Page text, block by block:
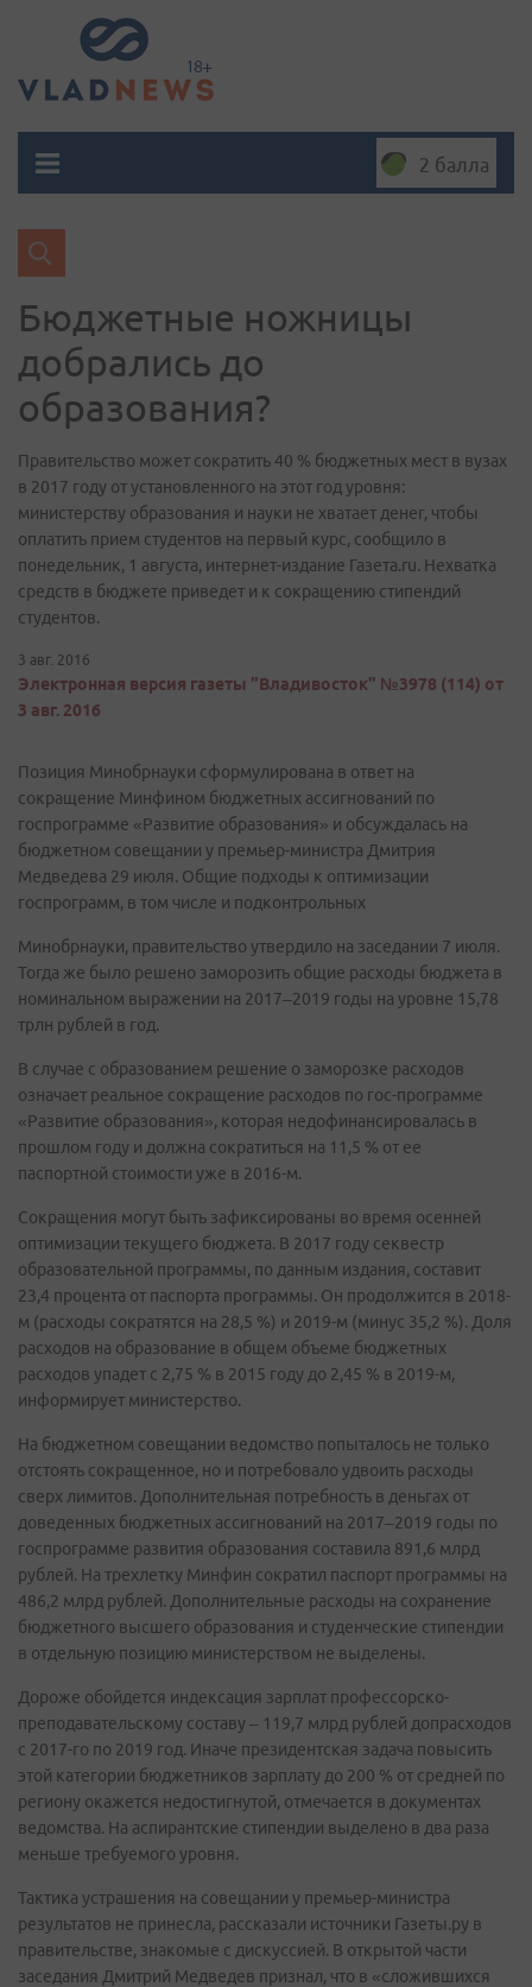
2 балла
Бюджетные ножницы
добрались до
образования?
Правительство может сократить 40 % бюджетных мест в вузах
в 2017 году от установленного на этот год уровня:
министерству образования и науки не хватает денег, чтобы
оплатить прием студентов на первый курс, сообщило в
понедельник, 1 августа, интернет-издание Газета.ru. Нехватка
средств в бюджете приведет и к сокращению стипендий
студентов.
3 авг. 2016
Электронная версия газеты "Владивосток" №3978 (114) от
3 авг. 2016
Позиция Минобрнауки сформулирована в ответ на
сокращение Минфином бюджетных ассигнований по
госпрограмме «Развитие образования» и обсуждалась на
бюджетном совещании у премьер-министра Дмитрия
Медведева 29 июля. Общие подходы к оптимизации
госпрограмм, в том числе и подконтрольных
Минобрнауки, правительство утвердило на заседании 7 июля.
Тогда же было решено заморозить общие расходы бюджета в
номинальном выражении на 2017–2019 годы на уровне 15,78
трлн рублей в год.
В случае с образованием решение о заморозке расходов
означает реальное сокращение расходов по гос-программе
«Развитие образования», которая недофинансировалась в
прошлом году и должна сократиться на 11,5 % от ее
паспортной стоимости уже в 2016-м.
Сокращения могут быть зафиксированы во время осенней
оптимизации текущего бюджета. В 2017 году секвестр
образовательной программы, по данным издания, составит
23,4 процента от паспорта программы. Он продолжится в 2018-
м (расходы сократятся на 28,5 %) и 2019-м (минус 35,2 %). Доля
расходов на образование в общем объеме бюджетных
расходов упадет с 2,75 % в 2015 году до 2,45 % в 2019-м,
информирует министерство.
На бюджетном совещании ведомство попыталось не только
отстоять сокращенное, но и потребовало удвоить расходы
сверх лимитов. Дополнительная потребность в деньгах от
доведенных бюджетных ассигнований на 2017–2019 годы по
госпрограмме развития образования составила 891,6 млрд
рублей. На трехлетку Минфин сократил паспорт программы на
486,2 млрд рублей. Дополнительные расходы на сохранение
бюджетного высшего образования и студенческие стипендии
в отдельную позицию министерством не выделены.
Дороже обойдется индексация зарплат профессорско-
преподавательскому составу – 119,7 млрд рублей допрасходов
с 2017-го по 2019 год. Иначе президентская задача повысить
этой категории бюджетников зарплату до 200 % от средней по
региону окажется недостигнутой, отмечается в документах
ведомства. На аспирантские стипендии выделено в два раза
меньше требуемого уровня.
Тактика устрашения на совещании у премьер-министра
результатов не принесла, рассказали источники Газеты.ру в
правительстве, знакомые с дискуссией. В открытой части
заседания Дмитрий Медведев признал, что в «сложившихся